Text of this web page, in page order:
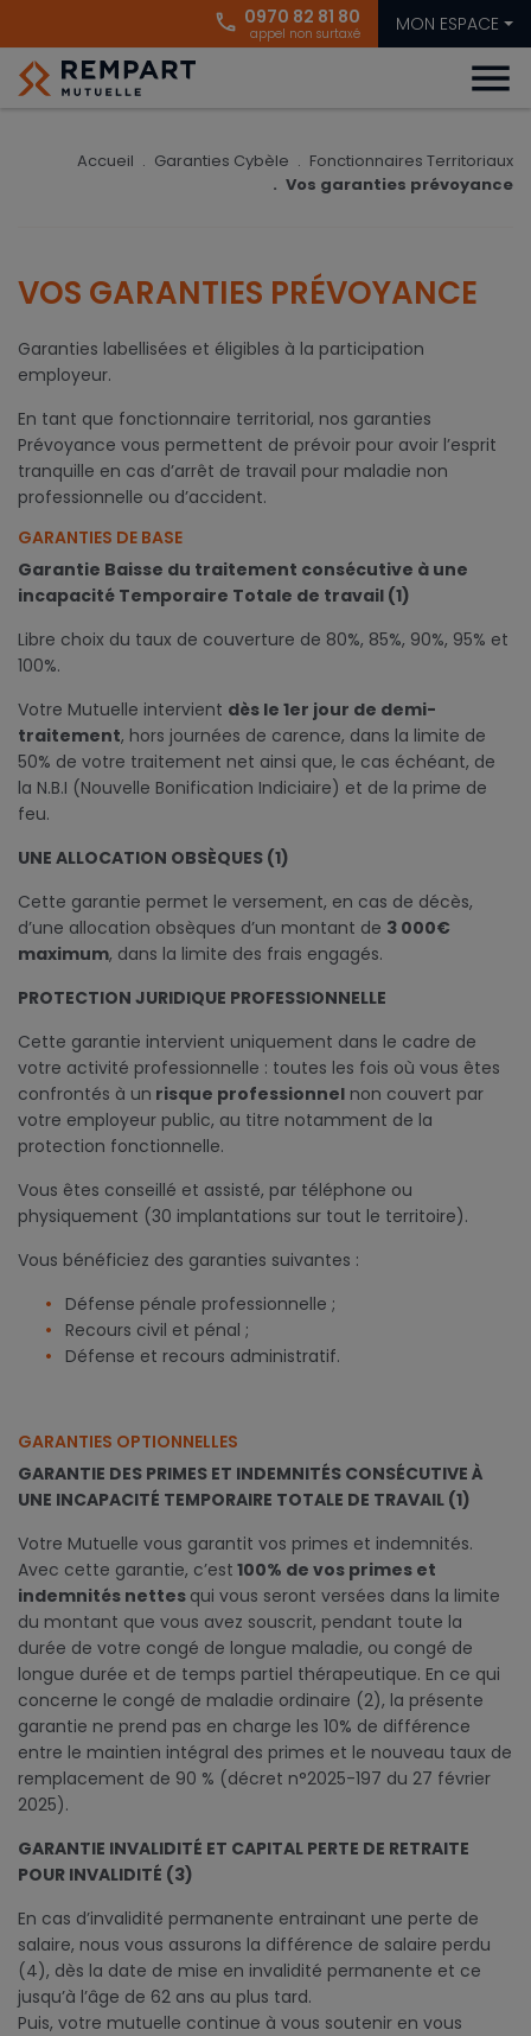
phone 0970 82 81 80
appel non surtaxé MON ESPACE
menu
Accueil Garanties Cybèle
Fonctionnaires Territoriaux
Vos garanties prévoyance
VOS GARANTIES PRÉVOYANCE
Garanties labellisées et éligibles à la participation
employeur.
En tant que fonctionnaire territorial, nos garanties
Prévoyance vous permettent de prévoir pour avoir l’esprit
tranquille en cas d’arrêt de travail pour maladie non
professionnelle ou d’accident.
GARANTIES DE BASE
Garantie Baisse du traitement consécutive à une
incapacité Temporaire Totale de travail (1)
Libre choix du taux de couverture de 80%, 85%, 90%, 95% et
100%.
Votre Mutuelle intervient dès le 1er jour de demi-
traitement, hors journées de carence, dans la limite de
50% de votre traitement net ainsi que, le cas échéant, de
la N.B.I (Nouvelle Bonification Indiciaire) et de la prime de
feu.
UNE ALLOCATION OBSÈQUES (1)
Cette garantie permet le versement, en cas de décès,
d’une allocation obsèques d’un montant de 3 000€
maximum, dans la limite des frais engagés.
PROTECTION JURIDIQUE PROFESSIONNELLE
Cette garantie intervient uniquement dans le cadre de
votre activité professionnelle : toutes les fois où vous êtes
confrontés à un risque professionnel non couvert par
votre employeur public, au titre notamment de la
protection fonctionnelle.
Vous êtes conseillé et assisté, par téléphone ou
physiquement (30 implantations sur tout le territoire).
Vous bénéficiez des garanties suivantes :
Défense pénale professionnelle ;
Recours civil et pénal ;
Défense et recours administratif.
GARANTIES OPTIONNELLES
GARANTIE DES PRIMES ET INDEMNITÉS CONSÉCUTIVE À
UNE INCAPACITÉ TEMPORAIRE TOTALE DE TRAVAIL (1)
Votre Mutuelle vous garantit vos primes et indemnités.
Avec cette garantie, c’est 100% de vos primes et
indemnités nettes qui vous seront versées dans la limite
du montant que vous avez souscrit, pendant toute la
durée de votre congé de longue maladie, ou congé de
longue durée et de temps partiel thérapeutique. En ce qui
concerne le congé de maladie ordinaire (2), la présente
garantie ne prend pas en charge les 10% de différence
entre le maintien intégral des primes et le nouveau taux de
remplacement de 90 % (décret n°2025-197 du 27 février
2025).
GARANTIE INVALIDITÉ ET CAPITAL PERTE DE RETRAITE
POUR INVALIDITÉ (3)
En cas d’invalidité permanente entrainant une perte de
salaire, nous vous assurons la différence de salaire perdu
(4), dès la date de mise en invalidité permanente et ce
jusqu’à l’âge de 62 ans au plus tard.
Puis, votre mutuelle continue à vous soutenir en vous